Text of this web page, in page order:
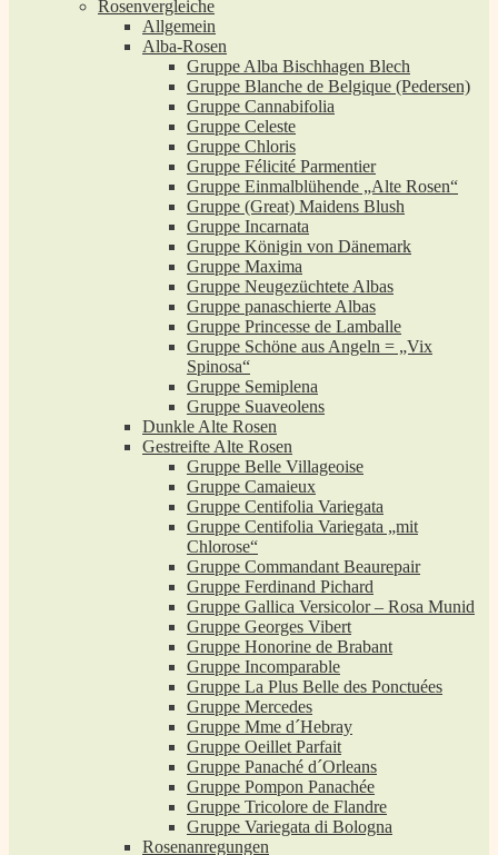
Rosenvergleiche
Allgemein
Alba-Rosen
Gruppe Alba Bischhagen Blech
Gruppe Blanche de Belgique (Pedersen)
Gruppe Cannabifolia
Gruppe Celeste
Gruppe Chloris
Gruppe Félicité Parmentier
Gruppe Einmalblühende „Alte Rosen“
Gruppe (Great) Maidens Blush
Gruppe Incarnata
Gruppe Königin von Dänemark
Gruppe Maxima
Gruppe Neugezüchtete Albas
Gruppe panaschierte Albas
Gruppe Princesse de Lamballe
Gruppe Schöne aus Angeln = „Vix
Spinosa“
Gruppe Semiplena
Gruppe Suaveolens
Dunkle Alte Rosen
Gestreifte Alte Rosen
Gruppe Belle Villageoise
Gruppe Camaieux
Gruppe Centifolia Variegata
Gruppe Centifolia Variegata „mit
Chlorose“
Gruppe Commandant Beaurepair
Gruppe Ferdinand Pichard
Gruppe Gallica Versicolor – Rosa Munid
Gruppe Georges Vibert
Gruppe Honorine de Brabant
Gruppe Incomparable
Gruppe La Plus Belle des Ponctuées
Gruppe Mercedes
Gruppe Mme d´Hebray
Gruppe Oeillet Parfait
Gruppe Panaché d´Orleans
Gruppe Pompon Panachée
Gruppe Tricolore de Flandre
Gruppe Variegata di Bologna
Rosenanregungen